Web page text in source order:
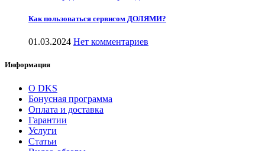
Как пользоваться сервисом ДОЛЯМИ?
01.03.2024 Нет комментариев
Информация
О DKS
Бонусная программа
Оплата и доставка
Гарантии
Услуги
Статьи